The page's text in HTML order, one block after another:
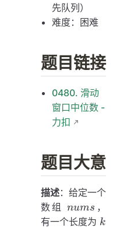
先队列）
难度：困难
题目链接
0480. 滑动
窗口中位数 -
力扣
题目大意
描述：给定一个
数组nums
nums ，
有一个长度为 k
k